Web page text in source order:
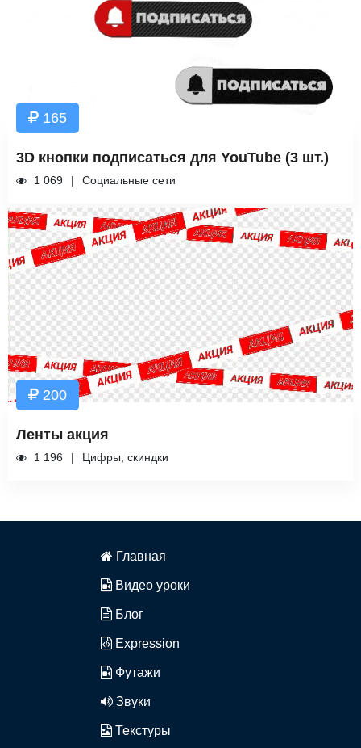
165
3D кнопки подписаться для YouTube (3 шт.)
1 069 Социальные сети
200
Ленты акция
1 196 Цифры, скиндки
Главная
Видео уроки
Блог
Expression
Футажи
Звуки
Текстуры